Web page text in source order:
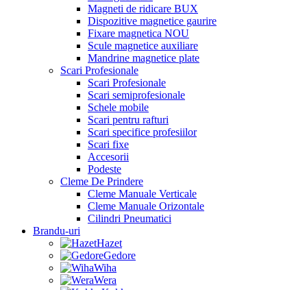
Magneti de ridicare BUX
Dispozitive magnetice gaurire
Fixare magnetica NOU
Scule magnetice auxiliare
Mandrine magnetice plate
Scari Profesionale
Scari Profesionale
Scari semiprofesionale
Schele mobile
Scari pentru rafturi
Scari specifice profesiilor
Scari fixe
Accesorii
Podeste
Cleme De Prindere
Cleme Manuale Verticale
Cleme Manuale Orizontale
Cilindri Pneumatici
Brandu-uri
Hazet
Gedore
Wiha
Wera